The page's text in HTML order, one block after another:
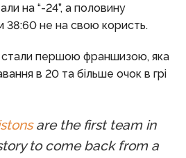
на “-24”, а половину
38:60 не на свою користь.
стали першою франшизою, яка
в 20 та більше очок в грі
are the first team in
to come back from a